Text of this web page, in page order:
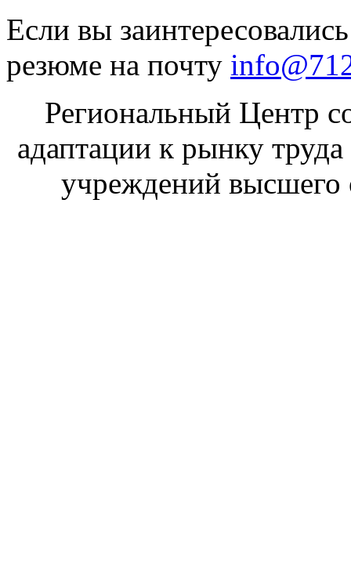
Если вы
резюме на почту
Региональный Центр
адаптации к рынку
учреждений